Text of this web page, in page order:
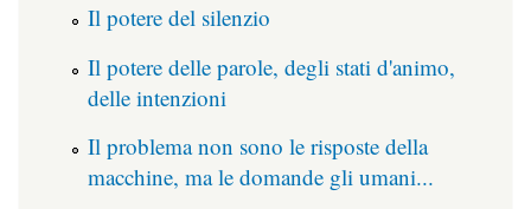
Il potere del silenzio
Il potere delle parole, degli stati d'animo,
delle intenzioni
Il problema non sono le risposte della
macchine, ma le domande gli umani...